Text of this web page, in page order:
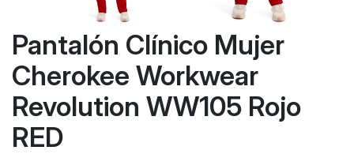
Pantalón Clínico Mujer
Cherokee Workwear
Revolution WW105 Rojo
RED